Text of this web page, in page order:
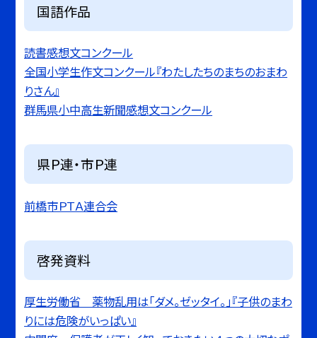
国語作品
読書感想文コンクール
全国小学生作文コンクール『わたしたちのまちのおまわ
りさん』
群馬県小中高生新聞感想文コンクール
県Ｐ連・市Ｐ連
前橋市ＰＴＡ連合会
啓発資料
厚生労働省 薬物乱用は「ダメ。ゼッタイ。」『子供のまわ
りには危険がいっぱい』